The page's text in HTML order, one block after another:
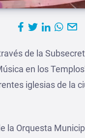
de la
en los
iglesias de la
la Orquesta